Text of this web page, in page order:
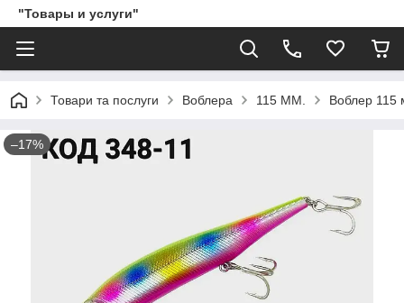
"Товары и услуги"
Товари та послуги Воблера 115 ММ. Воблер 115
–17%